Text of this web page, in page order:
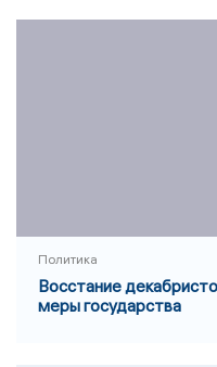
Политика
Восстание
меры государства